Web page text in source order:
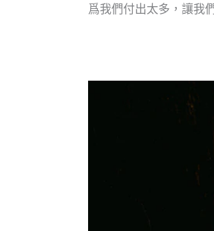
爲我們付出太多，讓我